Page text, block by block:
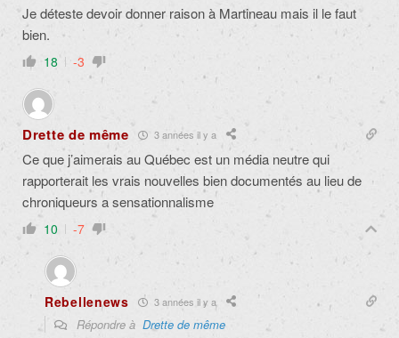
Je déteste devoir donner raison à Martineau mais il le faut
bien.
18 -3
Drette de même 3 années il y a
Ce que j’aimerais au Québec est un média neutre qui
rapporterait les vrais nouvelles bien documentés au lieu de
chroniqueurs a sensationnalisme
10 -7
Rebellenews 3 années il y a
Répondre à Drette de même